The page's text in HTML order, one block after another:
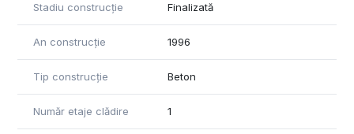
Stadiu construcție Finalizată
An construcție 1996
Tip construcție Beton
Număr etaje clădire 1